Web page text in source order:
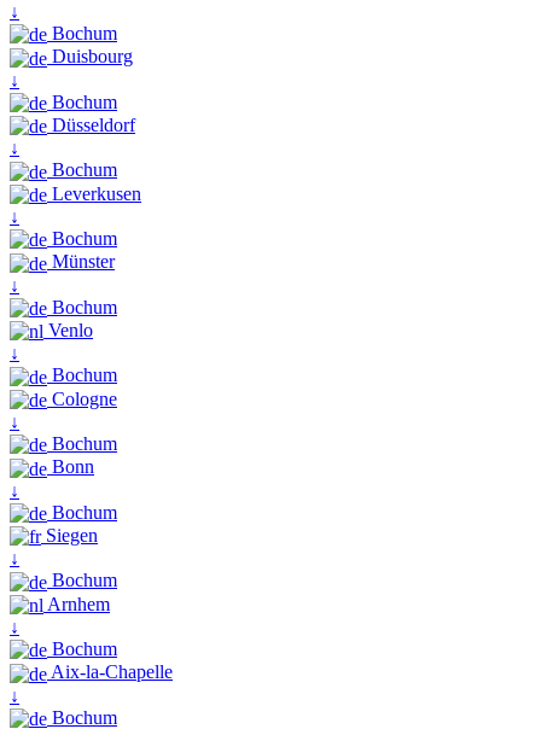
↓
Bochum
Duisbourg
↓
Bochum
Düsseldorf
↓
Bochum
Leverkusen
↓
Bochum
Münster
↓
Bochum
Venlo
↓
Bochum
Cologne
↓
Bochum
Bonn
↓
Bochum
Siegen
↓
Bochum
Arnhem
↓
Bochum
Aix-la-Chapelle
↓
Bochum